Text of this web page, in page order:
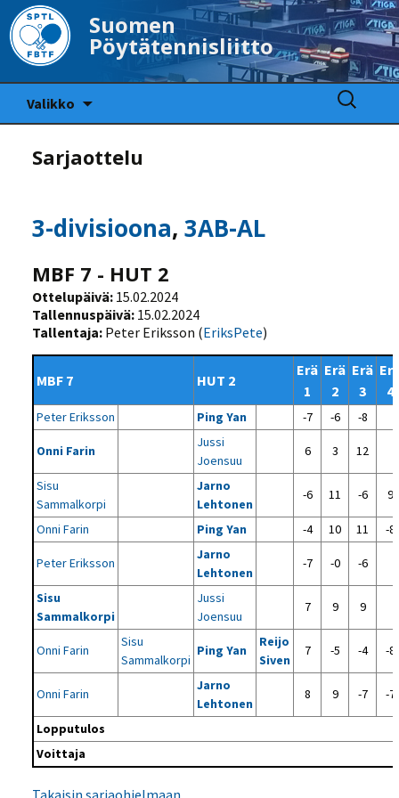
Suomen
Pöytätennisliitto
Valikko
Haku:
Sarjaottelu
3-divisioona,3AB-AL
MBF 7 - HUT 2
Ottelupäivä: 15.02.2024
Tallennuspäivä: 15.02.2024
Tallentaja: Peter Eriksson (EriksPete)
MBF 7 HUT 2
Erä
1
Erä
2
Erä
3
4
Peter Eriksson Ping Yan -7 -6 -8
Onni Farin
Jussi
Joensuu
6 3 12
Sisu
Sammalkorpi
Jarno
Lehtonen
-6 11 -6 9
Onni Farin Ping Yan -4 10 11 -8
Peter Eriksson
Jarno
Lehtonen
-7 -0 -6
Sisu
Sammalkorpi
Jussi
Joensuu
7 9 9
Onni Farin
Sisu
Sammalkorpi
Ping Yan
Reijo
Siven
7 -5 -4 -8
Onni Farin
Jarno
Lehtonen
8 9 -7 -7
Lopputulos
Voittaja
Takaisin sarjaohjelmaan